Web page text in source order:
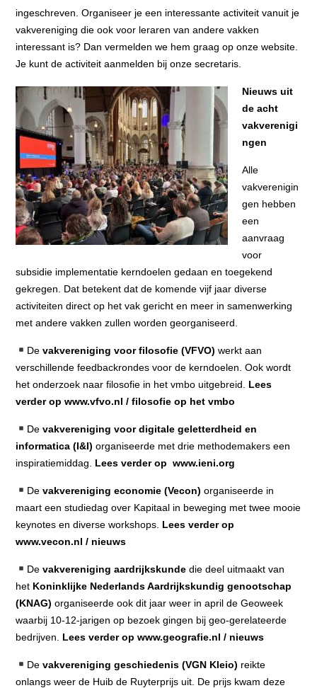
ingeschreven. Organiseer je een interessante activiteit vanuit je
vakvereniging die ook voor leraren van andere vakken
interessant is? Dan vermelden we hem graag op onze website.
Je kunt de activiteit aanmelden bij onze secretaris.
Nieuws uit
de acht
vakverenigi
ngen
Alle
vakverenigin
gen hebben
een
aanvraag
voor
subsidie implementatie kerndoelen gedaan en toegekend
gekregen. Dat betekent dat de komende vijf jaar diverse
activiteiten direct op het vak gericht en meer in samenwerking
met andere vakken zullen worden georganiseerd.
Devakvereniging voor filosofie (VFVO) werkt aan
verschillende feedbackrondes voor de kerndoelen. Ook wordt
het onderzoek naar filosofie in het vmbo uitgebreid. Lees
verder op www.vfvo.nl / filosofie op het vmbo
Devakvereniging voor digitale geletterdheid en
informatica (I&I)organiseerde met drie methodemakers een
inspiratiemiddag. Lees verder op www.ieni.org
Devakvereniging economie (Vecon) organiseerde in
maart een studiedag over Kapitaal in beweging met twee mooie
keynotes en diverse workshops. Lees verder op
www.vecon.nl / nieuws
Devakvereniging aardrijkskunde die deel uitmaakt van
het Koninklijke Nederlands Aardrijkskundig genootschap
(KNAG)organiseerde ook dit jaar weer in april de Geoweek
waarbij 10-12-jarigen op bezoek gingen bij geo-gerelateerde
bedrijven.
Lees verder op www.geografie.nl / nieuws
Devakvereniging geschiedenis (VGN Kleio) reikte
onlangs weer de Huib de Ruyterprijs uit. De prijs kwam deze